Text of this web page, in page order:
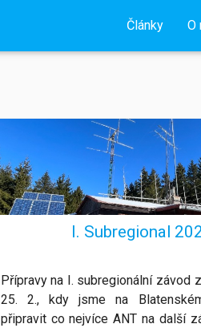
Články O
I. Subregional
Přípravy na I. subregionální závod
25. 2., kdy jsme na
připravit co nejvíce ANT na další